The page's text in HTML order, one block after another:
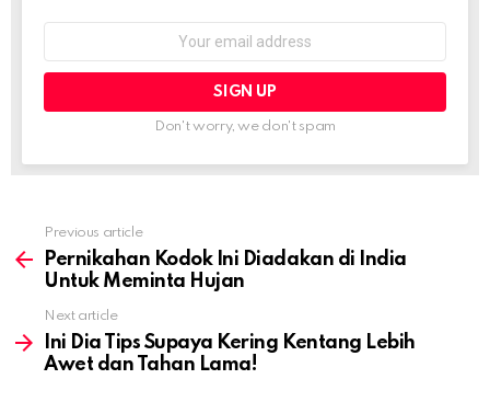
Don't worry, we don't spam
more
Previous article
Pernikahan Kodok Ini Diadakan di India
Untuk Meminta Hujan
Next article
Ini Dia Tips Supaya Kering Kentang Lebih
Awet dan Tahan Lama!